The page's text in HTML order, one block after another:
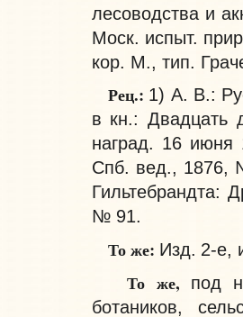
лесоводства и
Моск. испыт.
кор. М., тип.
Рец.: 1) А. В.:
в кн.: Двадцать
наград. 16 июня
Спб. вед., 1876,
№ 91.
То же: Изд. 2-е,
То же,
под
ботаников,